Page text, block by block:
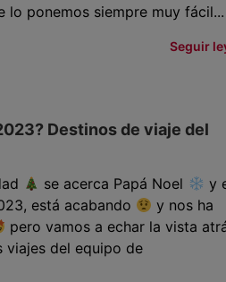
lo ponemos siempre muy fácil...
Seguir
Destinos de viaje del
se acerca Papá Noel
y
está acabando
y nos ha
pero vamos a echar la vista
viajes del equipo de